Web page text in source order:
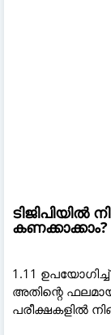
ടിജിപിയിൽ
കണക്കാക്കാം?
1.11 ഉപയോഗിച്ച്
അതിന്റെ
പരീക്ഷകളിൽ